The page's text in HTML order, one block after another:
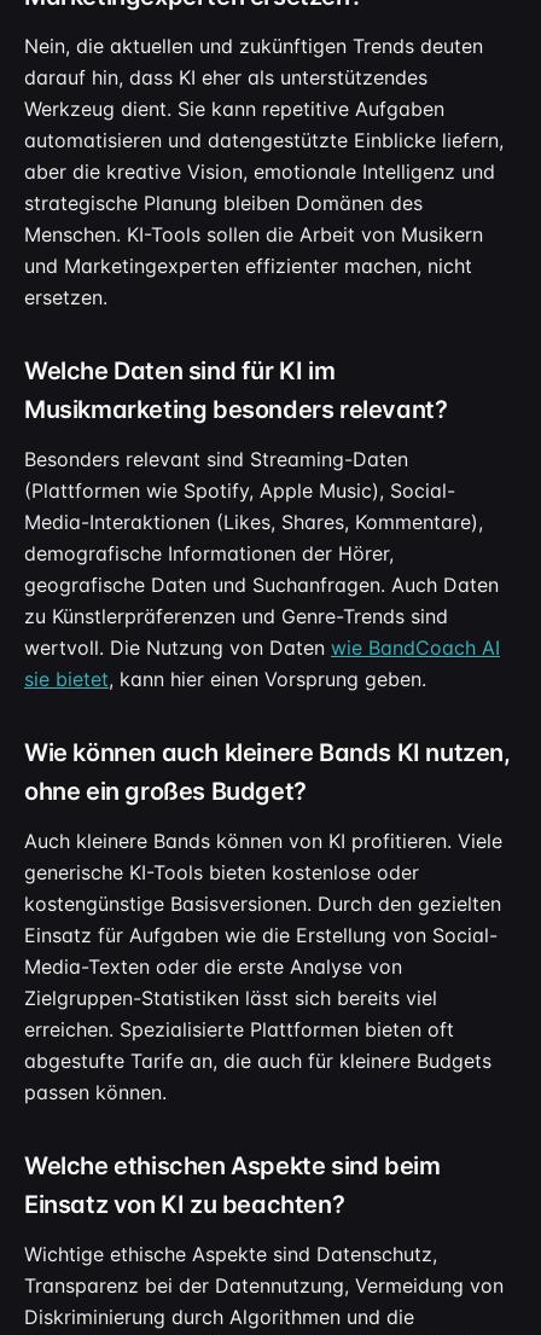
Nein, die aktuellen und zukünftigen Trends deuten
darauf hin, dass KI eher als unterstützendes
Werkzeug dient. Sie kann repetitive Aufgaben
automatisieren und datengestützte Einblicke liefern,
aber die kreative Vision, emotionale Intelligenz und
strategische Planung bleiben Domänen des
Menschen. KI-Tools sollen die Arbeit von Musikern
und Marketingexperten effizienter machen, nicht
ersetzen.
Welche Daten sind für KI im
Musikmarketing besonders relevant?
Besonders relevant sind Streaming-Daten
(Plattformen wie Spotify, Apple Music), Social-
Media-Interaktionen (Likes, Shares, Kommentare),
demografische Informationen der Hörer,
geografische Daten und Suchanfragen. Auch Daten
zu Künstlerpräferenzen und Genre-Trends sind
wertvoll. Die Nutzung von Daten wie BandCoach AI
sie bietet, kann hier einen Vorsprung geben.
Wie können auch kleinere Bands KI nutzen,
ohne ein großes Budget?
Auch kleinere Bands können von KI profitieren. Viele
generische KI-Tools bieten kostenlose oder
kostengünstige Basisversionen. Durch den gezielten
Einsatz für Aufgaben wie die Erstellung von Social-
Media-Texten oder die erste Analyse von
Zielgruppen-Statistiken lässt sich bereits viel
erreichen. Spezialisierte Plattformen bieten oft
abgestufte Tarife an, die auch für kleinere Budgets
passen können.
Welche ethischen Aspekte sind beim
Einsatz von KI zu beachten?
Wichtige ethische Aspekte sind Datenschutz,
Transparenz bei der Datennutzung, Vermeidung von
Diskriminierung durch Algorithmen und die